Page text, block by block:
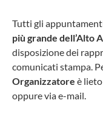
Tutti gli
più grande dell’Alto
disposizione dei
comunicati stampa.
Organizzatore è
oppure via e-mail.